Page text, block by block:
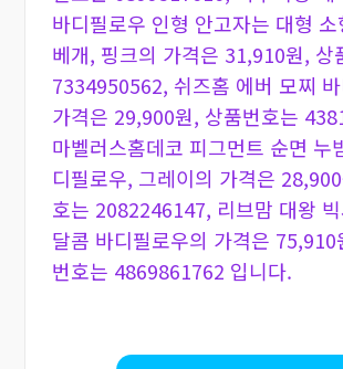
바디필로우 인형 안고자는 대형 소
베개, 핑크의 가격은 31,910원, 상
7334950562, 쉬즈홈 에버 모찌
가격은 29,900원, 상품번호는
마벨러스홈데코 피그먼트 순면 누
디필로우, 그레이의 가격은
호는 2082246147, 리브맘 대왕
달콤 바디필로우의 가격은 75,910
번호는 4869861762 입니다.